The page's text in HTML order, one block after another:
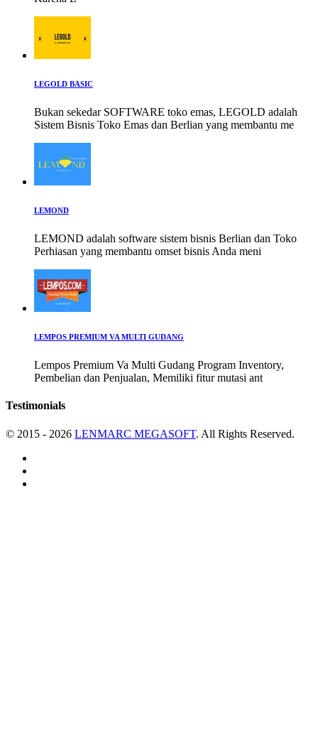
LEGOLD BASIC
Bukan sekedar SOFTWARE toko emas, LEGOLD adalah
Sistem Bisnis Toko Emas dan Berlian yang membantu me
LEMOND
LEMOND adalah software sistem bisnis Berlian dan Toko
Perhiasan yang membantu omset bisnis Anda meni
LEMPOS PREMIUM VA MULTI GUDANG
Lempos Premium Va Multi Gudang Program Inventory,
Pembelian dan Penjualan, Memiliki fitur mutasi ant
Testimonials
© 2015 - 2026 LENMARC MEGASOFT. All Rights Reserved.